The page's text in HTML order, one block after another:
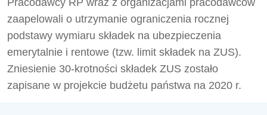
Pracodawcy RP wraz z organizacjami pracodawców
zaapelowali o utrzymanie ograniczenia rocznej
podstawy wymiaru składek na ubezpieczenia
emerytalnie i rentowe (tzw. limit składek na ZUS).
Zniesienie 30-krotności składek ZUS zostało
zapisane w projekcie budżetu państwa na 2020 r.